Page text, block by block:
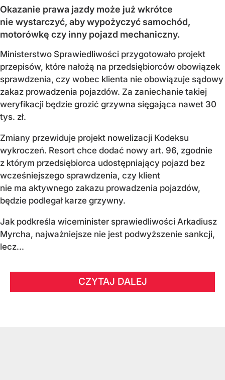
Okazanie prawa jazdy może już wkrótce
nie wystarczyć, aby wypożyczyć samochód,
motorówkę czy inny pojazd mechaniczny.
Ministerstwo Sprawiedliwości przygotowało projekt
przepisów, które nałożą na przedsiębiorców obowiązek
sprawdzenia, czy wobec klienta nie obowiązuje sądowy
zakaz prowadzenia pojazdów. Za zaniechanie takiej
weryfikacji będzie grozić grzywna sięgająca nawet 30
tys. zł.
Zmiany przewiduje projekt nowelizacji Kodeksu
wykroczeń. Resort chce dodać nowy art. 96, zgodnie
z którym przedsiębiorca udostępniający pojazd bez
wcześniejszego sprawdzenia, czy klient
nie ma aktywnego zakazu prowadzenia pojazdów,
będzie podlegał karze grzywny.
Jak podkreśla wiceminister sprawiedliwości Arkadiusz
Myrcha, najważniejsze nie jest podwyższenie sankcji,
lecz...
CZYTAJ DALEJ